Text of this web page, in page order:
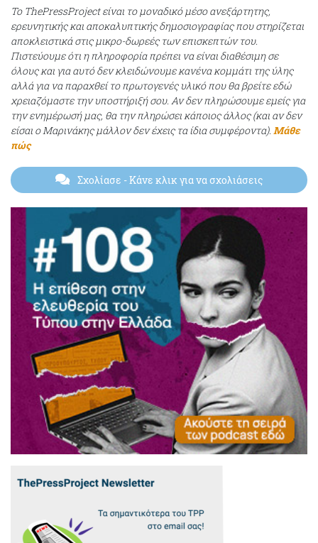
Το ThePressProject είναι το μοναδικό μέσο ανεξάρτητης,
ερευνητικής και αποκαλυπτικής δημοσιογραφίας που στηρίζεται
αποκλειστικά στις μικρο-δωρεές των επισκεπτών του.
Πιστεύουμε ότι η πληροφορία πρέπει να είναι διαθέσιμη σε
όλους και για αυτό δεν κλειδώνουμε κανένα κομμάτι της ύλης
αλλά για να παραχθεί το πρωτογενές υλικό που θα βρείτε εδώ
χρειαζόμαστε την υποστήριξή σου. Αν δεν πληρώσουμε εμείς για
την ενημέρωσή μας, θα την πληρώσει κάποιος άλλος (και αν δεν
είσαι ο Μαρινάκης μάλλον δεν έχεις τα ίδια συμφέροντα). Μάθε
πώς
Σχολίασε - Κάνε κλικ για να σχολιάσεις